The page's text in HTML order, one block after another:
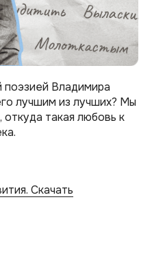
поэзией Владимира
лучшим из лучших? Мы
такая любовь к
Скачать